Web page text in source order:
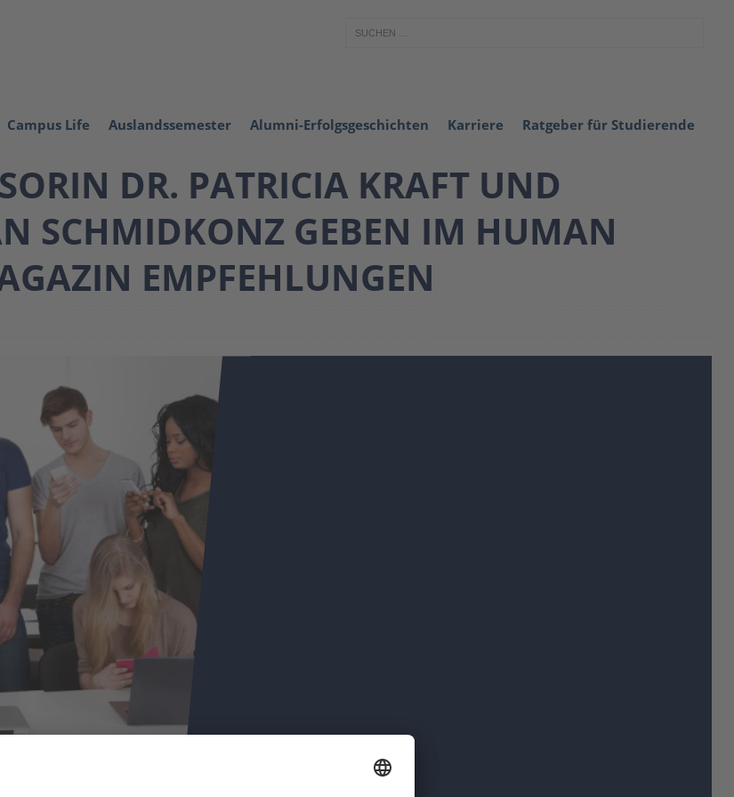
Campus Life Auslandssemester Alumni-Erfolgsgeschichten Karriere Ratgeber für Studierende
DR. PATRICIA KRAFT UND
SCHMIDKONZ GEBEN IM HUMAN
EMPFEHLUNGEN